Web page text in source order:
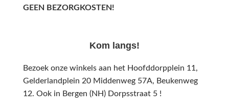
GEEN BEZORGKOSTEN!
Kom langs!
Bezoek onze winkels aan het Hoofddorpplein 11,
Gelderlandplein 20 Middenweg 57A, Beukenweg
12. Ook in Bergen (NH) Dorpsstraat 5 !